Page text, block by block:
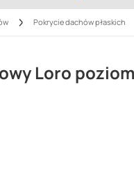
Pokrycie dachów płaskich
Loro